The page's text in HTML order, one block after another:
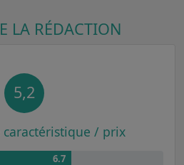
LA RÉDACTION
5,2
/ prix
6.7